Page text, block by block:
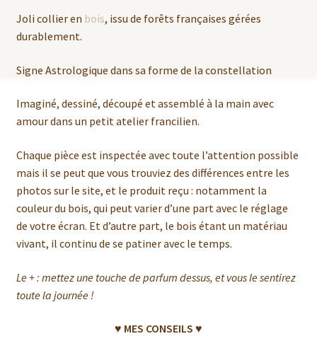
Joli collier en bois, issu de forêts françaises gérées
durablement.
Signe Astrologique dans sa forme de la constellation
Imaginé, dessiné, découpé et assemblé à la main avec
amour dans un petit atelier francilien.
Chaque pièce est inspectée avec toute l’attention possible
mais il se peut que vous trouviez des différences entre les
photos sur le site, et le produit reçu : notamment la
couleur du bois, qui peut varier d’une part avec le réglage
de votre écran. Et d’autre part, le bois étant un matériau
vivant, il continu de se patiner avec le temps.
Le + : mettez une touche de parfum dessus, et vous le sentirez
toute la journée !
♥ MES CONSEILS ♥